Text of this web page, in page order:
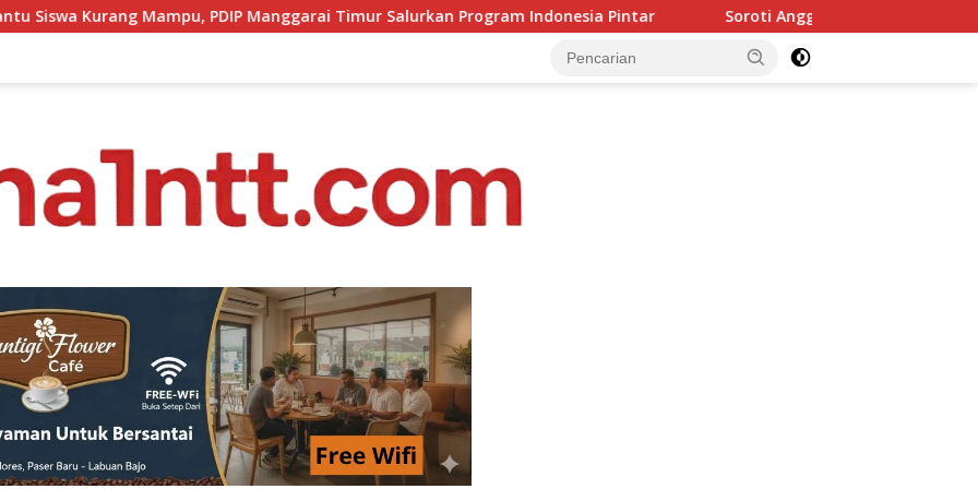
Manggarai Timur Salurkan Program Indonesia Pintar Soroti Anggaran Dasacita NTT, Junaidin Mahasan Minta